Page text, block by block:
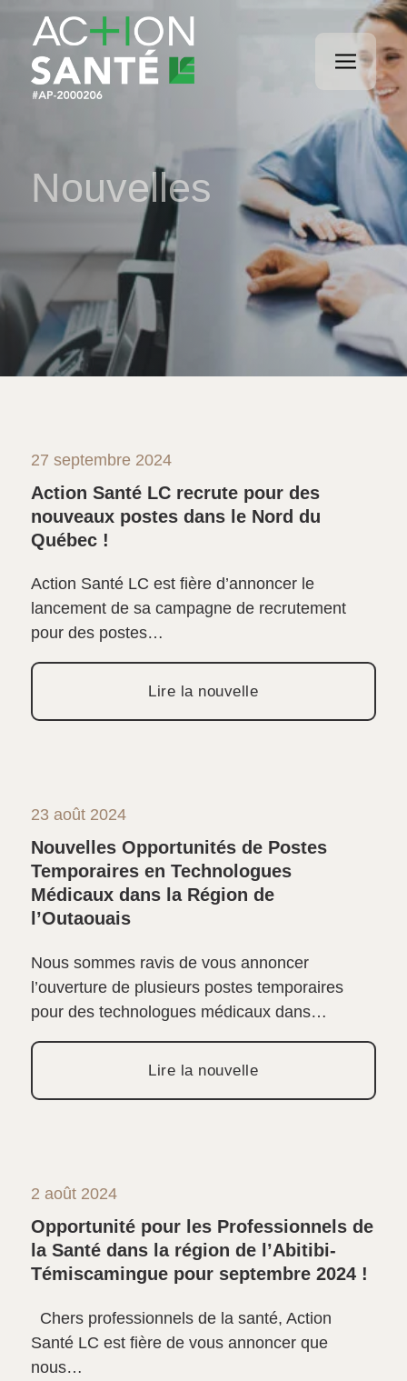
Nouvelles
27 septembre 2024
Action Santé LC recrute pour des
nouveaux postes dans le Nord du
Québec !
Action Santé LC est fière d’annoncer le
lancement de sa campagne de recrutement
pour des postes…
Lire la nouvelle
23 août 2024
Nouvelles Opportunités de Postes
Temporaires en Technologues
Médicaux dans la Région de
l’Outaouais
Nous sommes ravis de vous annoncer
l’ouverture de plusieurs postes temporaires
pour des technologues médicaux dans…
Lire la nouvelle
2 août 2024
Opportunité pour les Professionnels de
la Santé dans la région de l’Abitibi-
Témiscamingue pour septembre 2024 !
Chers professionnels de la santé, Action
Santé LC est fière de vous annoncer que
nous…